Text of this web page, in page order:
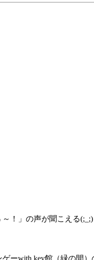
！」の声が聞こえる(;_;)